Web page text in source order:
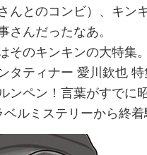
んとのコンビ）、キン
さんだったなあ。
そのキンキンの大特集
タティナー 愛川欽也
ンペン！言葉がすでに
ルミステリーから終